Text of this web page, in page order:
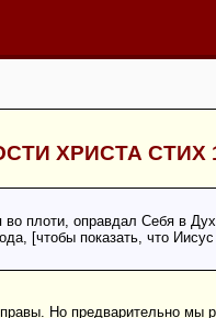
ХРИСТА СТИХ
плоти, оправдал Себя в
[чтобы показать, что
Но предварительно